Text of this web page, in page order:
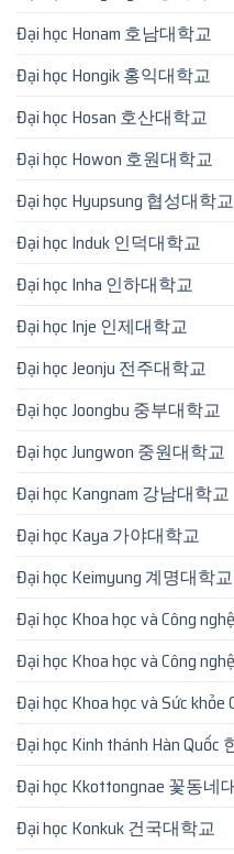
Đại học Honam 호남대학교
Đại học Hongik 홍익대학교
Đại học Hosan 호산대학교
Đại học Howon 호원대학교
Đại học Hyupsung 협성대학교
Đại học Induk 인덕대학교
Đại học Inha 인하대학교
Đại học Inje 인제대학교
Đại học Jeonju 전주대학교
Đại học Joongbu 중부대학교
Đại học Jungwon 중원대학교
Đại học Kangnam 강남대학교
Đại học Kaya 가야대학교
Đại học Keimyung 계명대학교
Đại học Khoa học và Công
Đại học Khoa học và Công
Đại học Khoa học và Sức
Đại học Kinh thánh Hàn
Đại học Kkottongnae 꽃동네
Đại học Konkuk 건국대학교